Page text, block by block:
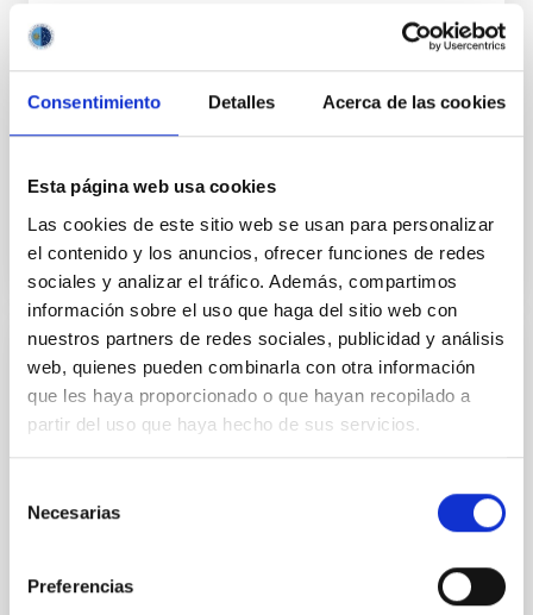
Consentimiento Detalles Acerca de las cookies
Esta página web usa cookies
Las cookies de este sitio web se usan para personalizar
el contenido y los anuncios, ofrecer funciones de redes
sociales y analizar el tráfico. Además, compartimos
información sobre el uso que haga del sitio web con
nuestros partners de redes sociales, publicidad y análisis
web, quienes pueden combinarla con otra información
que les haya proporcionado o que hayan recopilado a
partir del uso que haya hecho de sus servicios.
Necesarias
Preferencias
Ampliar los objetivos de la colaboración para permitir
que los experimentos de campo LGS-AO sean
realizados en el telescopio WHT de La Palma en
colaboración científica con el equipo de sistemas de
No vigente
Adenda al Convenio de colaboración entre
el IAC, Fundación CajaCanarias y Fundación
La Caixa para el programa internacional de
Becas de Doctorado
El objeto es la adhesión de la Fundación CajaCanarias
al convenio de colaboración de fecha 23 de enero de
el desarrollo del “Programa Internacional